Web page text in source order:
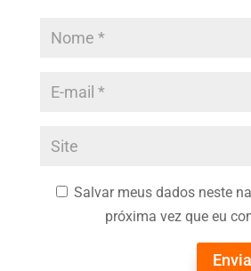
Salvar meus dados neste
próxima vez que eu